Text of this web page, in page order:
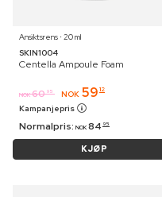
Ansiktsrens ⋅ 20 ml
SKIN1004
Centella Ampoule Foam
NOK 60 95 NOK 59 12
Kampanjepris
Normalpris: NOK 84 95
KJØP